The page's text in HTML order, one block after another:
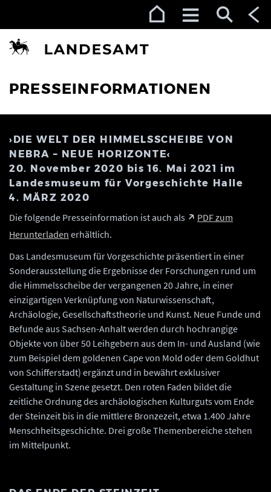
PRESSEINFORMATIONEN
›DIE WELT DER HIMMELSSCHEIBE VON
NEBRA – NEUE HORIZONTE‹
20. November 2020 bis 16. Mai 2021 im
Landesmuseum für Vorgeschichte Halle
4. MÄRZ 2020
Die folgende Presseinformation ist auch als
PDF zum
Herunterladen erhältlich.
Das Landesmuseum für Vorgeschichte präsentiert in einer
Sonderausstellung die Ergebnisse der Forschungen rund um
die Himmelsscheibe der vergangenen 20 Jahre, in einer
einzigartigen Verknüpfung von Naturwissenschaft,
Archäologie, Gesellschaftstheorie und Kunst. Neue Funde und
Befunde aus Sachsen-Anhalt werden durch hochrangige
Objekte von über 50 Leihgebern aus dem In- und Ausland (wie
zum Beispiel dem goldenen Cape von Mold oder dem Goldhut
von Schifferstadt) ergänzt und in bewährt exklusiver
Gestaltung in Szene gesetzt. Den roten Faden bildet die
zeitliche Ordnung des archäologischen Kulturguts vom Ende
der Steinzeit bis in die mittlere Bronzezeit, etwa 1.400 Jahre
Menschheitsgeschichte. Drei große Themenbereiche stehen
im Mittelpunkt.